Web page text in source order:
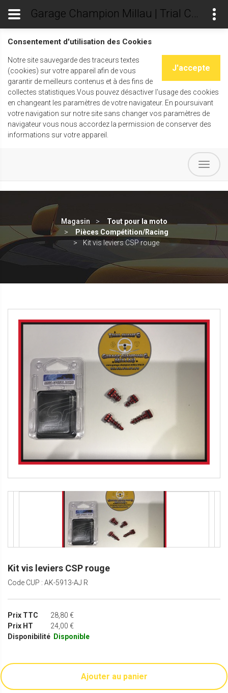
Consentement d'utilisation des Cookies
J'accepte
Notre site sauvegarde des traceurs textes
(cookies) sur votre appareil afin de vous
garantir de meilleurs contenus et à des fins de
collectes statistiques.Vous pouvez désactiver l'usage des cookies
en changeant les paramètres de votre navigateur. En poursuivant
votre navigation sur notre site sans changer vos paramètres de
navigateur vous nous accordez la permission de conserver des
informations sur votre appareil.
Garage Champion Millau | Trial Champ's
Magasin
Tout pour la moto
Pièces Compétition/Racing
Kit vis leviers CSP rouge
Kit vis leviers CSP rouge
Code CUP : AK-5913-AJ R
Prix TTC
28,80 €
Prix HT
24,00 €
Disponibilité Disponible
Ajouter au panier